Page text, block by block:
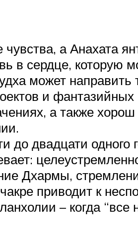
а Анахата
в сердце, которую
может направить
и фантазийных
а также
до двадцати одного
Дхармы,
приводит к
– когда “все